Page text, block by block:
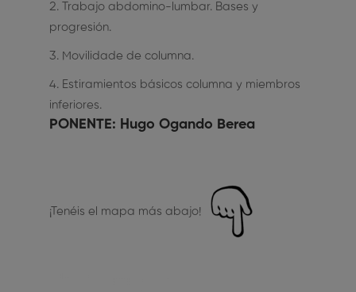
Trabajo abdomino-lumbar. Bases y
progresión.
Movilidade de columna.
Estiramientos básicos columna y miembros
inferiores.
PONENTE: Hugo Ogando Berea
¡Tenéis el mapa más abajo!